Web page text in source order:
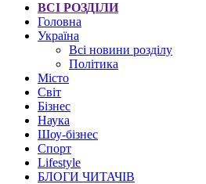
ВСІ РОЗДІЛИ
Головна
Україна
Всі новини розділу
Політика
Місто
Світ
Бізнес
Наука
Шоу-бізнес
Спорт
Lifestyle
БЛОГИ ЧИТАЧІВ